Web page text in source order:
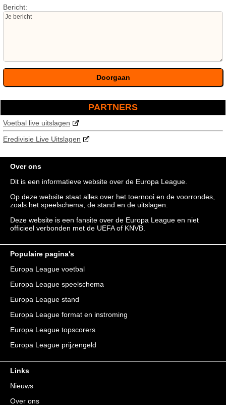
Bericht:
PARTNERS
Voetbal live uitslagen
Eredivisie Live Uitslagen
Over ons
Dit is een informatieve website over de Europa League.
Op deze website staat alles over het toernooi en de voorrondes,
zoals het speelschema, de stand en de uitslagen.
Deze website is een fansite over de Europa League en niet
officieel verbonden met de UEFA of KNVB.
Populaire pagina's
Europa League voetbal
Europa League speelschema
Europa League stand
Europa League format en instroming
Europa League topscorers
Europa League prijzengeld
Links
Nieuws
Over ons